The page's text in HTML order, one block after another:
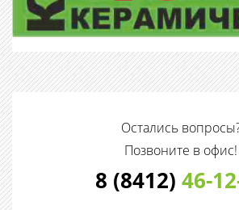
Остались
Позвоните в офис!
8 (8412) 46-